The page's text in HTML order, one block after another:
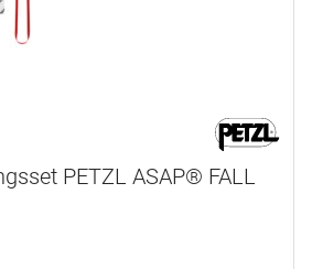
PETZL ASAP® FALL